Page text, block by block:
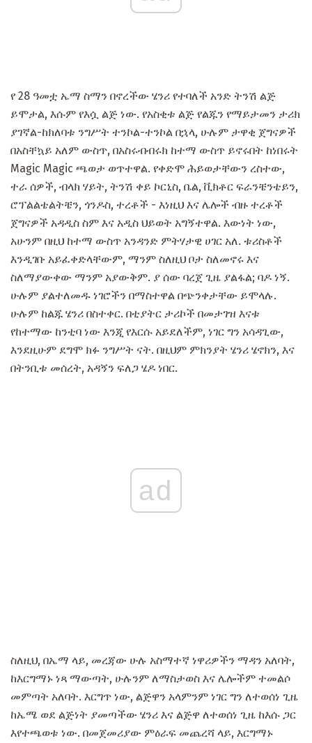
የ 28 ዓመቷ ኤማ ስማን በኖረችው ሄንሪ የተባለች አንድ ትንሽ ልጅ
ይሞታል, እሱም የእሷ ልጅ ነው. የአስቂቱ ልጅ የልጁን የማይታመን ታሪክ
ያገኛል-ከክለባቱ ንግሥት ተንኮል-ተንኮል በኋላ, ሁሉም ታዋቂ ጀግናዎች
በአስቸኳይ አለም ውስጥ, በአስሩብብሩክ ከተማ ውስጥ ይኖሩበት ከነበሩት
Magic Magic ጫወታ ወጥተዋል. የቀድሞ ሕይወታቸውን ረስተው,
ተራ ሰዎች, ብላክ ሃይት, ትንሽ ቀይ ኮርኒስ, ቤል, ቪክቶር ፍራንቼንቴይን,
ሮፕልልቴልትቼን, ጎንዶስ, ተረቶች - እነዚህ እና ሌሎች ብዙ ተረቶች
ጀግናዎች አዳዲስ ስም እና አዲስ ህይወት አግኝተዋል. እውነት ነው,
አሁንም በዚህ ከተማ ውስጥ አንዳንድ ምትሃታዊ ሀገር አለ. ቱሪስቶች
እንዲገቡ አይፈቀድላቸውም, ማንም ስለዚህ ቦታ ስለመኖሩ እና
ስለማያውቀው ማንም አያውቅም. ያ ሰው ባረጀ ጊዜ ያልፋል; ባዶ ነኝ.
ሁሉም ያልተለመዱ ነገሮችን በማስተዋል በጭንቀታቸው ይሞላሉ.
ሁሉም ከልጁ ሄንሪ በስተቀር. በቲያትር ታሪኮች በመታገዝ እናቱ
የከተማው ከንቲባ ነው እንጂ የእርሱ አይደለችም, ነገር ግን አሳዳጊው,
እንደዚሁም ደግሞ ክፉ ንግሥት ናት. በዚህም ምክንያት ሄንሪ ሄኖክን, እና
በትንቢቱ መሰረት, አዳኝን ፍለጋ ሄዶ ነበር.
ad
ስለዚህ, በኤማ ላይ, መረጃው ሁሉ አስማተኛ ነዋሪዎችን ማዳን አለባት,
ከእርግማኑ ነጻ ማውጣት, ሁሉንም ለማስታወስ እና ሌሎችም ተመልሶ
መምጣት አለባት. እርግጥ ነው, ልጅዋን አላምንም ነገር ግን ለተወሰነ ጊዜ
ከኤሜ ወደ ልጅነት ያመጣችው ሄንሪ እና ልጅዋ ለተወሰነ ጊዜ ከእሱ ጋር
እየተጫወቱ ነው. በመጀመሪያው ምዕራፍ መጨረሻ ላይ, እርግማኑ